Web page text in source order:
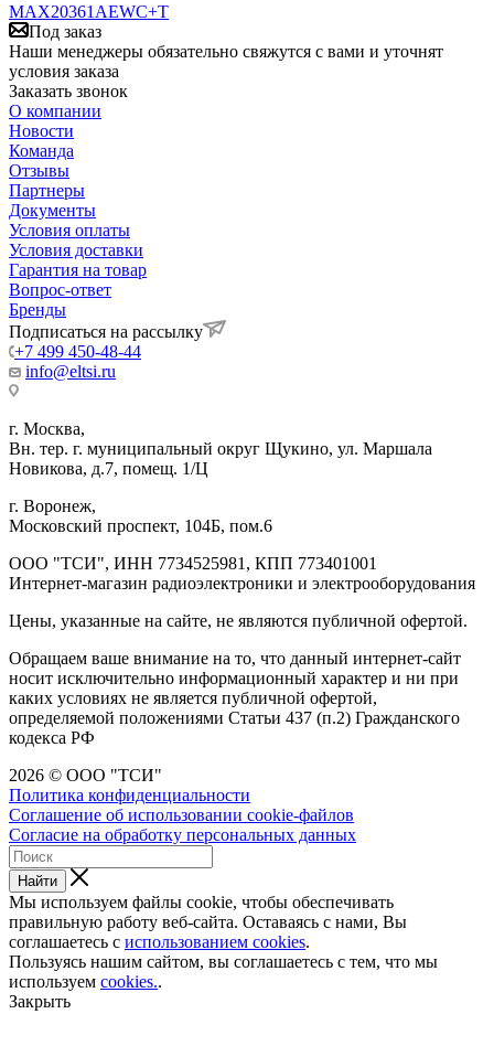
MAX20361AEWC+T
Под заказ
Наши менеджеры обязательно свяжутся с вами и уточнят
условия заказа
Заказать звонок
О компании
Новости
Команда
Отзывы
Партнеры
Документы
Условия оплаты
Условия доставки
Гарантия на товар
Вопрос-ответ
Бренды
Подписаться на рассылку
+7 499 450-48-44
info@eltsi.ru
г. Москва,
Вн. тер. г. муниципальный округ Щукино, ул. Маршала
Новикова, д.7, помещ. 1/Ц
г. Воронеж,
​Московский проспект, 104Б, пом.6
ООО "ТСИ", ИНН 7734525981, КПП 773401001
Интернет-магазин радиоэлектроники и электрооборудования
Цены, указанные на сайте, не являются публичной офертой.
Обращаем ваше внимание на то, что данный интернет-сайт
носит исключительно информационный характер и ни при
каких условиях не является публичной офертой,
определяемой положениями Статьи 437 (п.2) Гражданского
кодекса РФ
2026 © ООО "ТСИ"
Политика конфиденциальности
Соглашение об использовании cookie-файлов
Согласие на обработку персональных данных
Найти
Мы используем файлы cookie, чтобы обеспечивать
правильную работу веб-сайта. Оставаясь с нами, Вы
соглашаетесь с использованием cookies.
Пользуясь нашим сайтом, вы соглашаетесь с тем, что мы
используем cookies..
Закрыть